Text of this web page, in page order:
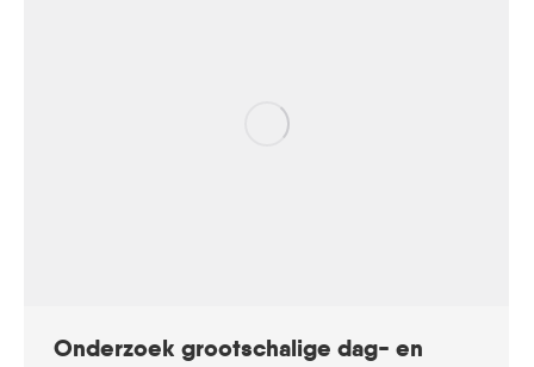
Onderzoek grootschalige dag- en